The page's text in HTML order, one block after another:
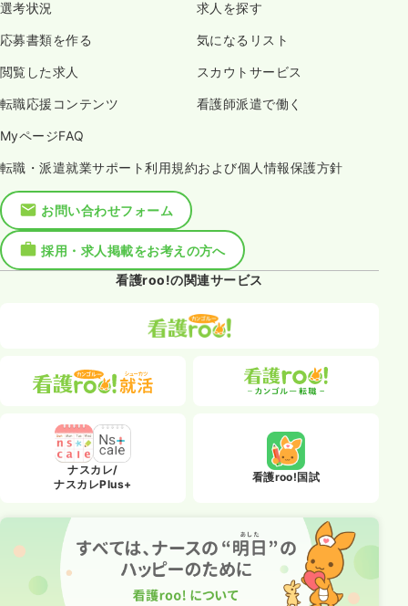
選考状況 求人を探す
応募書類を作る 気になるリスト
閲覧した求人 スカウトサービス
転職応援コンテンツ 看護師派遣で働く
MyページFAQ
転職・派遣就業サポート利用規約および個人情報保護方針
お問い合わせフォーム
採用・求人掲載をお考えの方へ
看護roo!の関連サービス
ナスカレ/
ナスカレPlus+
看護roo!国試